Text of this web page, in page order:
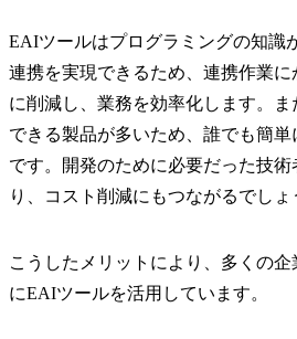
EAIツールはプログラミングの知識
連携を実現できるため、連携作業
に削減し、業務を効率化します。
できる製品が多いため、誰でも簡
です。開発のために必要だった技
り、コスト削減にもつながるでしょ
こうしたメリットにより、多くの
にEAIツールを活用しています。